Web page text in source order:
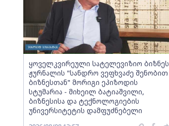
ყოველკვირეული სატელევიზიო ბიზნეს
ჟურნალის "სანდრო ვეფხვაძე შენობით
ბიზნესთან" მორიგი ეპიზოდის
სტუმარია - მიხეილ ბატიაშვილი,
ბიზნესისა და ტექნოლოგიების
უნივერსიტეტის დამფუძნებელი